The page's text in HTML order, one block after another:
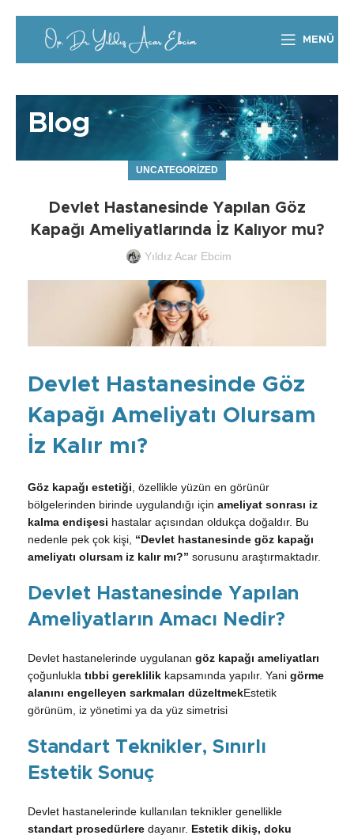
MENÜ
Blog
UNCATEGORIZED
Devlet Hastanesinde Yapılan Göz
Kapağı Ameliyatlarında İz Kalıyor mu?
Yıldız Acar Ebcim
Devlet Hastanesinde Göz
Kapağı Ameliyatı Olursam
İz Kalır mı?
Göz kapağı estetiği , özellikle yüzün en görünür
bölgelerinden birinde uygulandığı için ameliyat sonrası iz
kalma endişesi hastalar açısından oldukça doğaldır. Bu
nedenle pek çok kişi, “Devlet hastanesinde göz kapağı
ameliyatı olursam iz kalır mı?” sorusunu araştırmaktadır.
Devlet Hastanesinde Yapılan
Ameliyatların Amacı Nedir?
Devlet hastanelerinde uygulanan göz kapağı ameliyatları
çoğunlukla tıbbi gereklilik kapsamında yapılır. Yani görme
alanını engelleyen sarkmaları düzeltmekEstetik
görünüm, iz yönetimi ya da yüz simetrisi
Standart Teknikler, Sınırlı
Estetik Sonuç
Devlet hastanelerinde kullanılan teknikler genellikle
standart prosedürlere dayanır. Estetik dikiş, doku